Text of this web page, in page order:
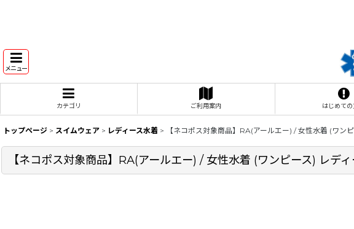
メニュー
カテゴリ ご利用案内 はじめて
トップページ > スイムウェア > レディース水着 > 【ネコポス対象商品】RA(アールエー) / 女性水着 (ワン
【ネコポス対象商品】RA(アールエー) / 女性水着 (ワンピース) レデ